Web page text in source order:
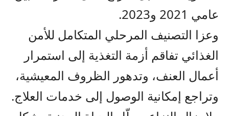
عامي 2021 و2023.
وعزا التصنيف المرحلي المتكامل للأمن
الغذائي تفاقم أزمة التغذية إلى استمرار
أعمال العنف، وتدهور الظروف المعيشية،
وتراجع إمكانية الوصول إلى خدمات العلاج.